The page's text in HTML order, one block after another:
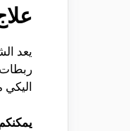
يعد
اليكي